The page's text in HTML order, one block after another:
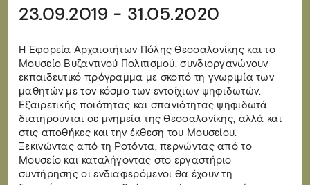
23.09.2019 - 31.05.2020
Η Εφορεία Αρχαιοτήτων Πόλης Θεσσαλονίκης και το
Μουσείο Βυζαντινού Πολιτισμού, συνδιοργανώνουν
εκπαιδευτικό πρόγραμμα με σκοπό τη γνωριμία των
μαθητών με τον κόσμο των εντοίχιων ψηφιδωτών.
Εξαιρετικής ποιότητας και σπανιότητας ψηφιδωτά
διατηρούνται σε μνημεία της Θεσσαλονίκης, αλλά και
στις αποθήκες και την έκθεση του Μουσείου.
Ξεκινώντας από τη Ροτόντα, περνώντας από το
Μουσείο και καταλήγοντας στο εργαστήριο
συντήρησης οι ενδιαφερόμενοι θα έχουν τη